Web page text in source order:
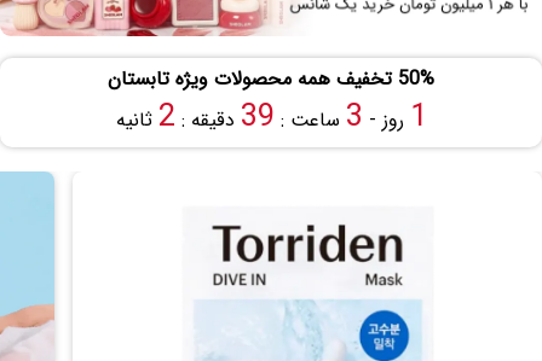
50% تخفیف همه محصولات ویژه تابستان
1 روز - 3 ساعت : 39 دقیقه : 1 ثانیه